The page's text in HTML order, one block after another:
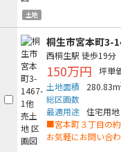
土地
桐生市宮本町3-
西桐生駅 徒歩19分
150万円
坪単
土地面積
280.83m
総区画数
最適用途 住宅用地
■宮本町３丁目の
お気軽にお問い合